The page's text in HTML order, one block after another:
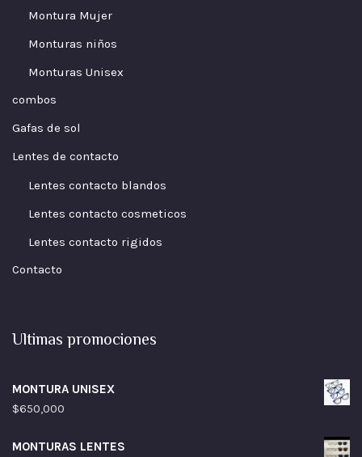
Montura Mujer
Monturas niños
Monturas Unisex
combos
Gafas de sol
Lentes de contacto
Lentes contacto blandos
Lentes contacto cosmeticos
Lentes contacto rigidos
Contacto
Ultimas promociones
MONTURA UNISEX
$650,000
MONTURAS LENTES